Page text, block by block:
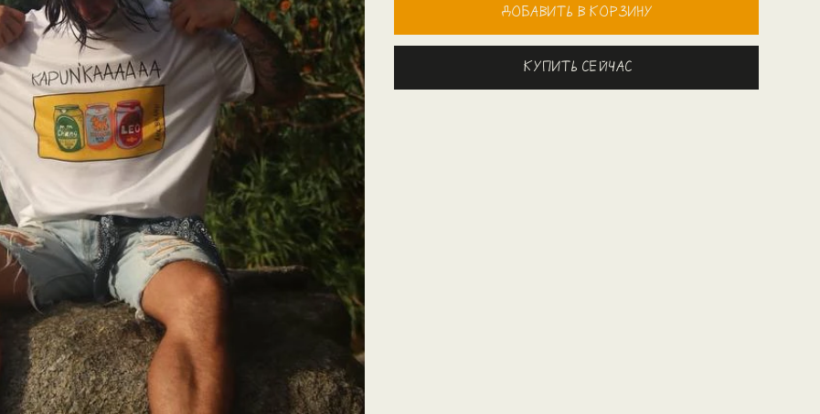
Добавить в корзину
Купить сейчас